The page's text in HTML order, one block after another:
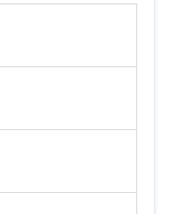
i
o